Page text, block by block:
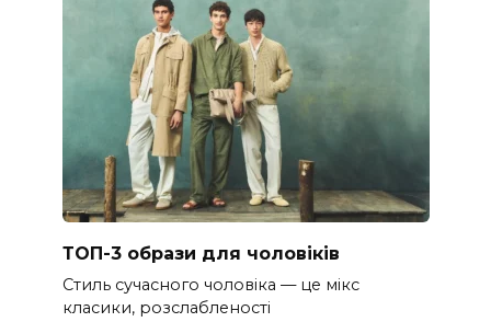
ТОП-3 образи для чоловіків
Стиль сучасного чоловіка — це мікс
класики, розслабленості